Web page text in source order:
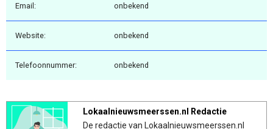
Email: onbekend
Website: onbekend
Telefoonnummer: onbekend
Lokaalnieuwsmeerssen.nl Redactie
De redactie van Lokaalnieuwsmeerssen.nl